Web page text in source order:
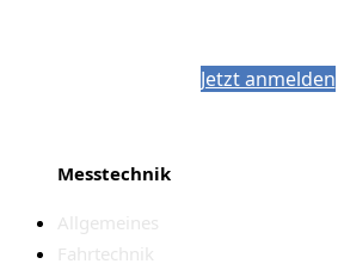
Jetzt anmelden
Messtechnik
Allgemeines
Fahrtechnik